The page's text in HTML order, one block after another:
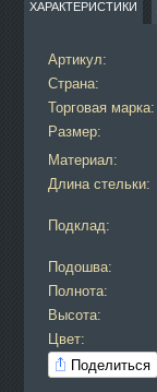
ХАРАКТЕРИСТИКИ
Артикул:
Страна:
Торговая марка:
Размер:
Материал:
Длина стельки:
Подклад:
Подошва:
Полнота:
Высота:
Цвет:
Поделиться